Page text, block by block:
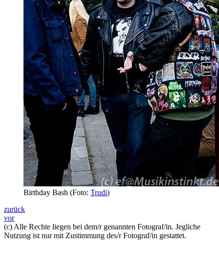
Birthday Bash (Foto: Trudi)
zurück
vor
(c) Alle Rechte liegen bei dem/r genannten Fotograf/in. Jegliche
Nutzung ist nur mit Zustimmung des/r Fotograf/in gestattet.